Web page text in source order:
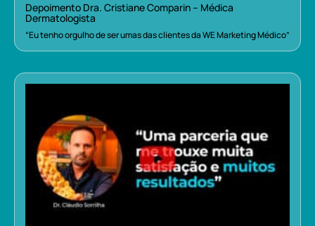
Depoimento Dra. Cristiane Comparin – Médica
Dermatologista
“Eu tenho orgulho de ser umas das clientes da WE Marketing Médico”